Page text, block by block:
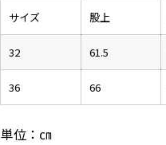
サイズ 股上
32 61.5
36 66
単位：㎝